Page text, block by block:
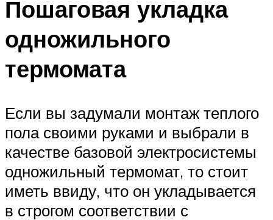
Пошаговая укладка
одножильного
термомата
Если вы задумали монтаж теплого
пола своими руками и выбрали в
качестве базовой электросистемы
одножильный термомат, то стоит
иметь ввиду, что он укладывается
в строгом соответствии с